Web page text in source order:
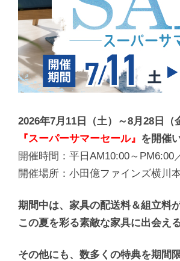
2026年7月11日（土）～8月28日（
『スーパーサマーセール』 を開催
開催時間：平日AM10:00～
開催場所：小田億ファインズ横川
期間中は、家具の配送料＆組立料
この夏を彩る素敵な家具に出会え
その他にも、数多くの特典を期間